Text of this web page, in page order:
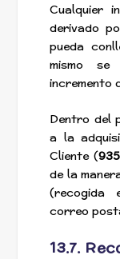
Cualquier
derivado
pueda
mismo
incremento
Dentro del
a la
Cliente (
de la
(recogida
correo
13.7.